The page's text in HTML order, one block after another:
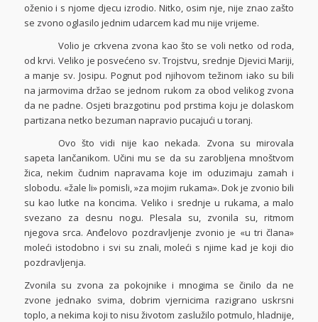
oženio i s njome djecu izrodio. Nitko, osim nje, nije znao zašto
se zvono oglasilo jednim udarcem kad mu nije vrijeme.
Volio je crkvena zvona kao što se voli netko od roda,
od krvi. Veliko je posvećeno sv. Trojstvu, srednje Djevici Mariji,
a manje sv. Josipu. Pognut pod njihovom težinom iako su bili
na jarmovima držao se jednom rukom za obod velikog zvona
da ne padne. Osjeti brazgotinu pod prstima koju je dolaskom
partizana netko bezuman napravio pucajući u toranj.
Ovo što vidi nije kao nekada. Zvona su mirovala
sapeta lančanikom. Učini mu se da su zarobljena mnoštvom
žica, nekim čudnim napravama koje im oduzimaju zamah i
slobodu. «žale li» pomisli, »za mojim rukama». Dok je zvonio bili
su kao lutke na koncima. Veliko i srednje u rukama, a malo
svezano za desnu nogu. Plesala su, zvonila su, ritmom
njegova srca. Anđelovo pozdravljenje zvonio je «u tri člana»
moleći istodobno i svi su znali, moleći s njime kad je koji dio
pozdravljenja.
Zvonila su zvona za pokojnike i mnogima se činilo da ne
zvone jednako svima, dobrim vjernicima razigrano uskrsni
toplo, a nekima koji to nisu životom zaslužilo potmulo, hladnije,